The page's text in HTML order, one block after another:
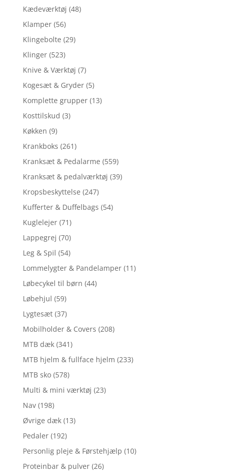
Kædeværktøj (48)
Klamper (56)
Klingebolte (29)
Klinger (523)
Knive & Værktøj (7)
Kogesæt & Gryder (5)
Komplette grupper (13)
Kosttilskud (3)
Køkken (9)
Krankboks (261)
Kranksæt & Pedalarme (559)
Kranksæt & pedalværktøj (39)
Kropsbeskyttelse (247)
Kufferter & Duffelbags (54)
Kuglelejer (71)
Lappegrej (70)
Leg & Spil (54)
Lommelygter & Pandelamper (11)
Løbecykel til børn (44)
Løbehjul (59)
Lygtesæt (37)
Mobilholder & Covers (208)
MTB dæk (341)
MTB hjelm & fullface hjelm (233)
MTB sko (578)
Multi & mini værktøj (23)
Nav (198)
Øvrige dæk (13)
Pedaler (192)
Personlig pleje & Førstehjælp (10)
Proteinbar & pulver (26)